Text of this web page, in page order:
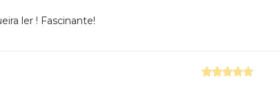
ler ! Fascinante!